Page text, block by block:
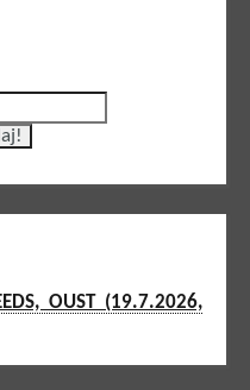
OUST (19.7.2026,